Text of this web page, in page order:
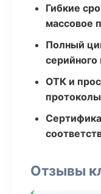
Гибкие
массовое
Полный
серийного
ОТК и
Отзывы